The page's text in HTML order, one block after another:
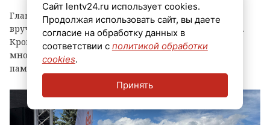
Главным событием праздника стала церемония
вручения знака «Почетный гражданин города Луга».
Кроме того, региональные власти отметили
многодетные семьи муниципалитета, вручив им
памятные награды и благодарственные письма.
Сайт lentv24.ru использует cookies.
Продолжая использовать сайт, вы даете
согласие на обработку данных в
соответствии с политикой обработки
cookies.
Принять